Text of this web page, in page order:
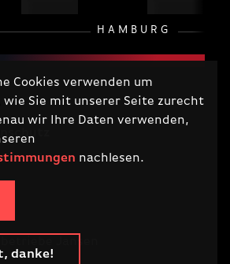
Cookies verwenden um
wie Sie mit unserer Seite zurecht
wir Ihre Daten verwenden,
nachlesen.
danke!
HAMBURG